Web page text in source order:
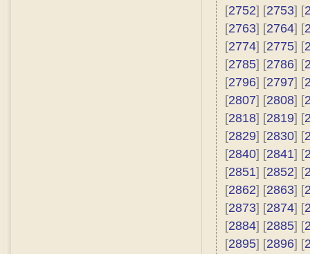
[2752] [2753] [
[2763] [2764] [
[2774] [2775] [
[2785] [2786] [
[2796] [2797] [
[2807] [2808] [
[2818] [2819] [
[2829] [2830] [
[2840] [2841] [
[2851] [2852] [
[2862] [2863] [
[2873] [2874] [
[2884] [2885] [
[2895] [2896] [